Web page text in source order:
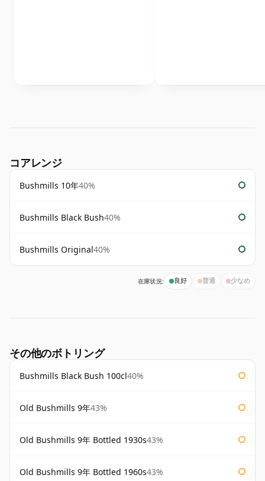
コアレンジ
Bushmills 10年40%
Bushmills Black Bush40%
Bushmills Original40%
在庫状況: 良好 普通 少なめ
その他のボトリング
Bushmills Black Bush 100cl40%
Old Bushmills 9年43%
Old Bushmills 9年 Bottled 1930s43%
Old Bushmills 9年 Bottled 1960s43%